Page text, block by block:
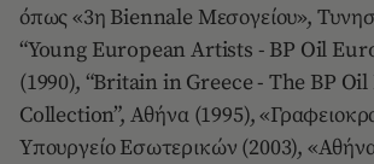
όπως «3η Biennale Mεσογείου»,
“Young European Artists - BP Oil
(1990), “Britain in Greece - The BP
Collection”, Aθήνα (1995),
Yπουργείο Eσωτερικών (2003),